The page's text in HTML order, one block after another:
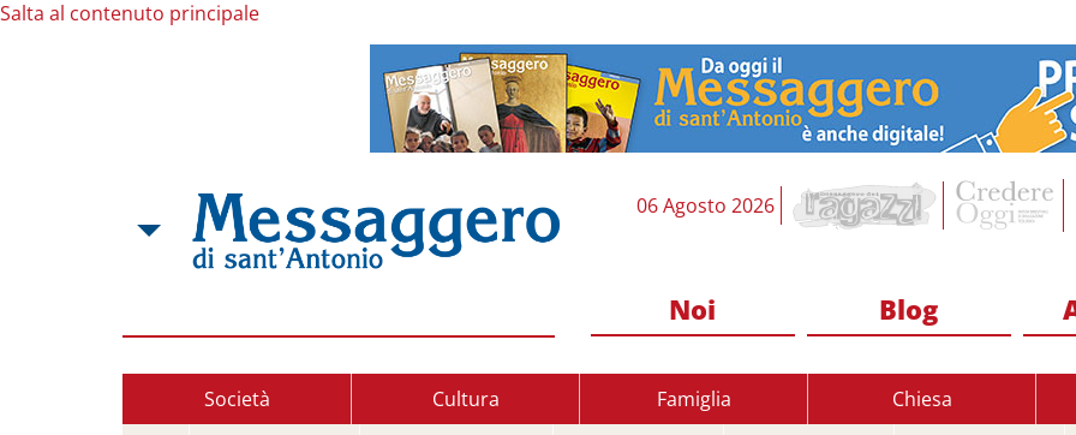
Salta al contenuto principale
06 Agosto 2026
Noi Blog
Società Cultura Famiglia
Chiesa